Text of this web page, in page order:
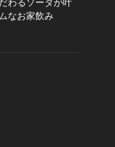
なお家飲み